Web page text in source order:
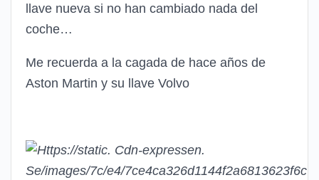
llave nueva si no han cambiado nada del
coche…
Me recuerda a la cagada de hace años de
Aston Martin y su llave Volvo